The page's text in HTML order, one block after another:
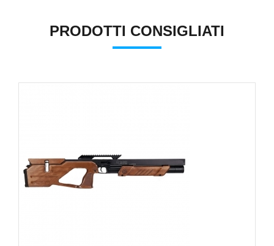
PRODOTTI CONSIGLIATI